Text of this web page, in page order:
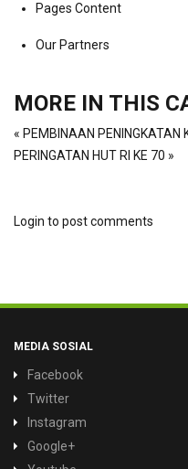
Pages Content
Our Partners
MORE IN THIS
« PEMBINAAN PENINGKATAN
PERINGATAN HUT RI KE 70 »
Login to post comments
MEDIA SOSIAL
Facebook
Twitter
Instagram
Google+